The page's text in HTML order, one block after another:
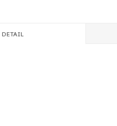
DETAIL